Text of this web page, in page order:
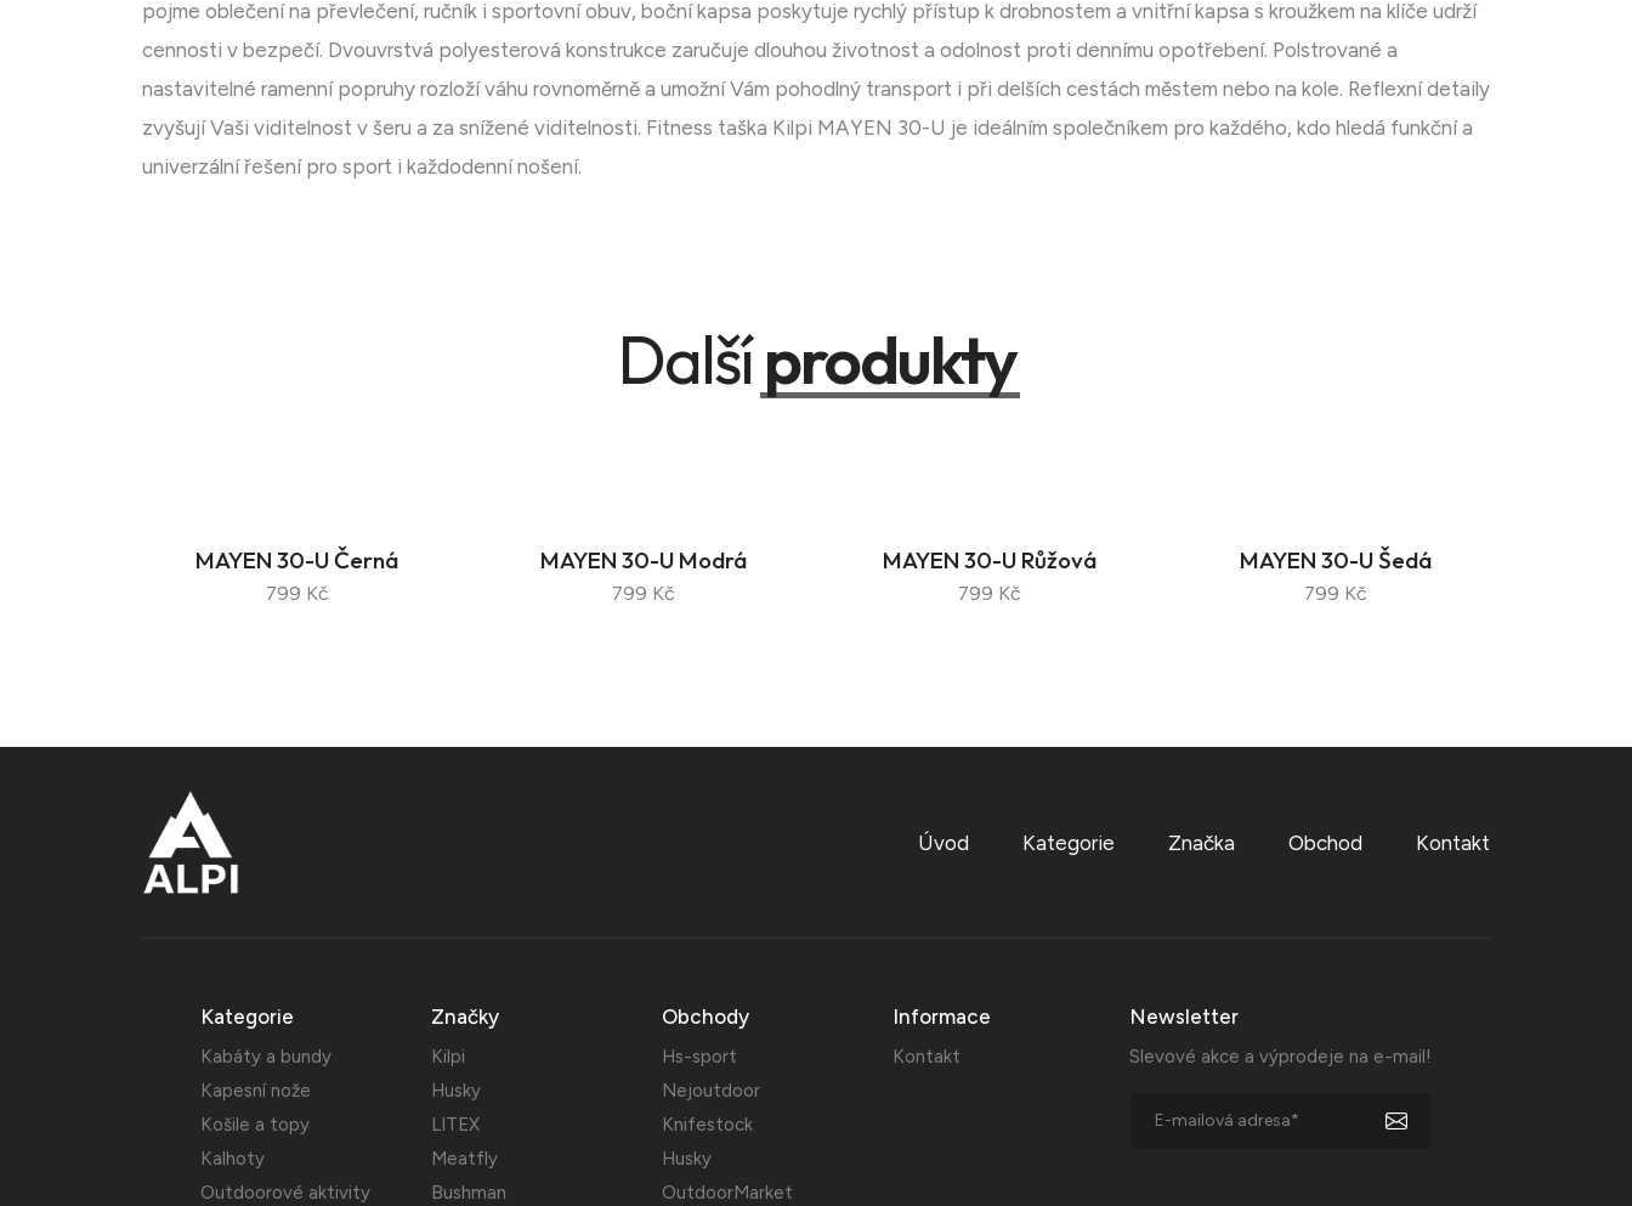
pojme oblečení na převlečení, ručník i sportovní obuv, boční kapsa poskytuje rychlý přístup k drobnostem a vnitřní kapsa s kroužkem na klíče udrží
cennosti v bezpečí. Dvouvrstvá polyesterová konstrukce zaručuje dlouhou životnost a odolnost proti dennímu opotřebení. Polstrované a
nastavitelné ramenní popruhy rozloží váhu rovnoměrně a umožní Vám pohodlný transport i při delších cestách městem nebo na kole. Reflexní detaily
zvyšují Vaši viditelnost v šeru a za snížené viditelnosti. Fitness taška Kilpi MAYEN 30-U je ideálním společníkem pro každého, kdo hledá funkční a
univerzální řešení pro sport i každodenní nošení.
Dalšíprodukty
MAYEN 30-U Černá
799 Kč
MAYEN 30-U Modrá
799 Kč
MAYEN 30-U Růžová
799 Kč
MAYEN 30-U Šedá
799 Kč
Úvod Kategorie Značka Obchod Kontakt
Kategorie
Kabáty a bundy
Kapesní nože
Košile a topy
Kalhoty
Outdoorové aktivity
Značky
Kilpi
Husky
LITEX
Meatfly
Bushman
Obchody
Hs-sport
Nejoutdoor
Knifestock
Husky
OutdoorMarket
Informace
Kontakt
Newsletter
Slevové akce a výprodeje na e-mail!